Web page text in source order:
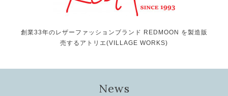
創業33年のレザーファッションブランド REDMOON を製造販
売するアトリエ(VILLAGE WORKS)
News